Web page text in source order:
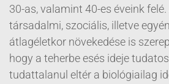
30-as, valamint 40-es éveink
társadalmi, szociális, illetve
átlagéletkor növekedése is
hogy a teherbe esés ideje
tudattalanul eltér a biológiailag